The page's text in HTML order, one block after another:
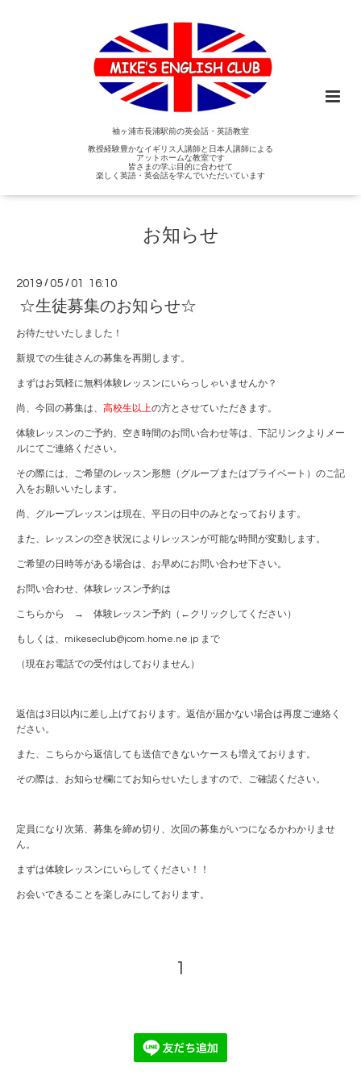
袖ヶ浦市長浦駅前の英会話・英語教室
教授経験豊かなイギリス人講師と日本人講師による
アットホームな教室です
皆さまの学ぶ目的に合わせて
楽しく英語・英会話を学んでいただいています
お知らせ
2019 /05 /01 16:10
☆生徒募集のお知らせ☆
お待たせいたしました！
新規での生徒さんの募集を再開します。
まずはお気軽に無料体験レッスンにいらっしゃいませんか？
尚、今回の募集は、 高校生以上の方とさせていただきます。
体験レッスンのご予約、空き時間のお問い合わせ等は、下記リンクよりメー
ルにてご連絡ください。
その際には、ご希望のレッスン形態（グループまたはプライベート）のご記
入をお願いいたします。
尚、グループレッスンは現在、平日の日中のみとなっております。
また、レッスンの空き状況によりレッスンが可能な時間が変動します。
ご希望の日時等がある場合は、お早めにお問い合わせ下さい。
お問い合わせ、体験レッスン予約は
こちらから → 体験レッスン予約 （←クリックしてください）
もしくは、mikeseclub@jcom.home.ne.jp まで
（現在お電話での受付はしておりません）
返信は3日以内に差し上げております。返信が届かない場合は再度ご連絡く
ださい。
また、こちらから返信しても送信できないケースも増えております。
その際は、お知らせ欄にてお知らせいたしますので、ご確認ください。
定員になり次第、募集を締め切り、次回の募集がいつになるかわかりませ
ん。
まずは体験レッスンにいらしてください！！
お会いできることを楽しみにしております。
1